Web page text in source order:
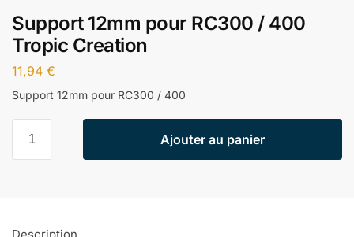
Support 12mm pour RC300 / 400
Tropic Creation
11,94 €
Support 12mm pour RC300 / 400
Ajouter au panier